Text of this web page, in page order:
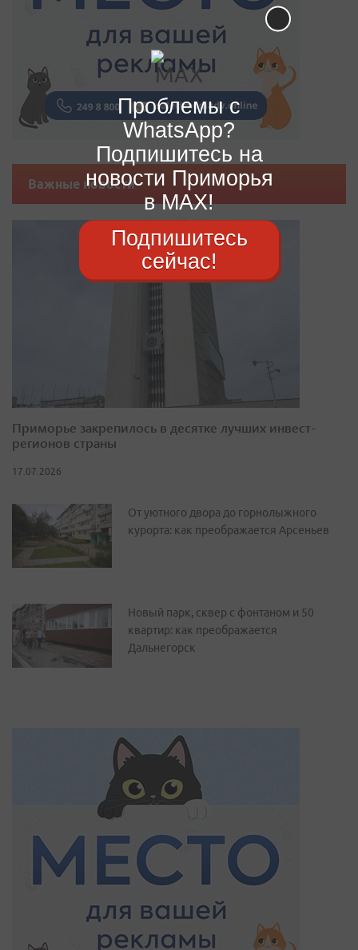
Важные новости
Приморье закрепилось в десятке лучших инвест-
регионов страны
17.07.2026
От уютного двора до горнолыжного
курорта: как преображается Арсеньев
Новый парк, сквер с фонтаном и 50
квартир: как преображается
Дальнегорск
Проблемы с
WhatsApp?
Подпишитесь на
новости Приморья
в MAX!
Подпишитесь
сейчас!